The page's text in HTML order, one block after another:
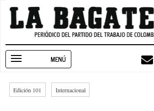
Pasar
contenido
navigation
Edición 101 Internacional